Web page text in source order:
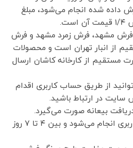
داده شده انجام می‌شود، مبلغ
فرش مشهد، فرش زمرد مشهد و فرش
از انبار تهران است و محصولات
مستقیم از کارخانه کاشان ارسال
از طریق حساب کاربری اقدام
سایت در ارتباط باشید.
بیعانه صورت می‌گیرد.
ارسال‌های شهرستان با باربری انجام می‌شود و بین ۴ تا ۷ روز